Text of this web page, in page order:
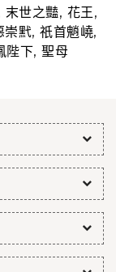
末世之豔, 花王,
崇黓, 祇首魈嶢,
陛下,聖母